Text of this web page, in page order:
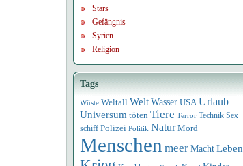
Stars
Gefängnis
Syrien
Religion
Tags
Wüste Weltall WeltWasser USA Urlaub
Universum töten Tiere Terror Technik Sex
schiff Polizei Politik Natur Mord
Menschen meer Macht Leben